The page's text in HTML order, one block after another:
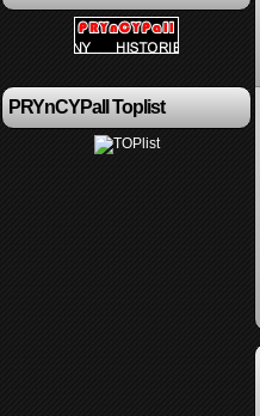
PRYnCYPall Toplist